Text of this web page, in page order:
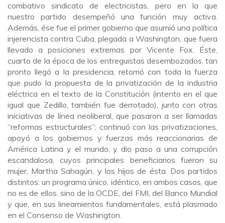
combativo sindicato de electricistas, pero en la que
nuestro partido desempeñó una función muy activa.
Además, ése fue el primer gobierno que asumió una política
injerencista contra Cuba, plegada a Washington, que fuera
llevado a posiciones extremas por Vicente Fox. Éste,
cuarto de la época de los entreguistas desembozados, tan
pronto llegó a la presidencia, retomó con toda la fuerza
que pudo la propuesta de la privatización de la industria
eléctrica en el texto de la Constitución (intento en el que
igual que Zedillo, también fue derrotado), junto con otras
iniciativas de línea neoliberal, que pasaron a ser llamadas
“reformas estructurales”; continuó con las privatizaciones,
apoyó a los gobiernos y fuerzas más reaccionarias de
América Latina y el mundo, y dio paso a una corrupción
escandalosa, cuyos principales beneficiarios fueron su
mujer, Martha Sahagún, y los hijos de ésta. Dos partidos
distintos: un programa único, idéntico, en ambos casos, que
no es de ellos, sino de la OCDE, del FMI, del Banco Mundial
y que, en sus lineamientos fundamentales, está plasmado
en el Consenso de Washington.